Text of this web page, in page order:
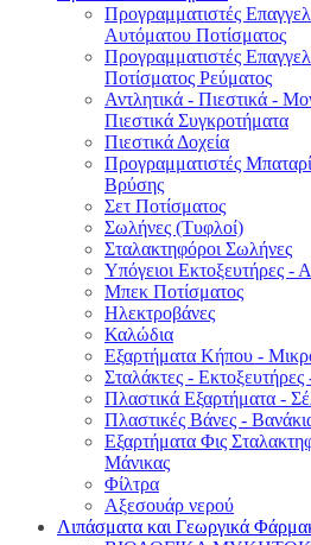
Προγραμματιστές
Αυτόματου Ποτίσματος
Προγραμματιστές
Ποτίσματος Ρεύματος
Αντλητικά - Πιεστικά -
Πιεστικά Συγκροτήματα
Πιεστικά Δοχεία
Προγραμματιστές
Βρύσης
Σετ Ποτίσματος
Σωλήνες (Τυφλοί)
Σταλακτηφόροι Σωλήνες
Υπόγειοι Εκτοξευτήρες -
Μπεκ Ποτίσματος
Ηλεκτροβάνες
Καλώδια
Εξαρτήματα Κήπου -
Σταλάκτες -
Πλαστικά Εξαρτήματα -
Πλαστικές Βάνες -
Εξαρτήματα Φις
Μάνικας
Φίλτρα
Αξεσουάρ νερού
Λιπάσματα και Γεωργικά